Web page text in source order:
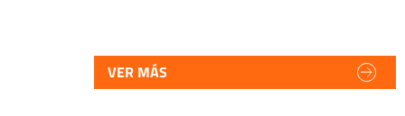
VER MÁS